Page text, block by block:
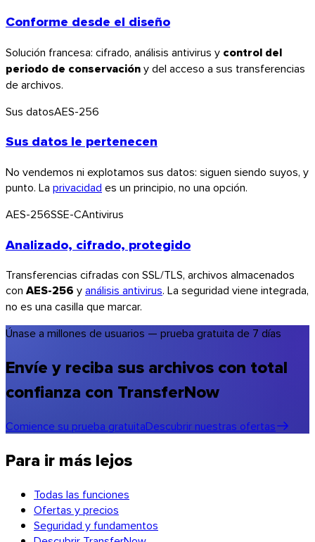
Conforme desde el diseño
Solución francesa: cifrado, análisis antivirus y control del
periodo de conservacióny del acceso a sus transferencias
de archivos.
Sus datosAES-256
Sus datos le pertenecen
No vendemos ni explotamos sus datos: siguen siendo suyos, y
punto. La privacidad es un principio, no una opción.
AES-256SSE-CAntivirus
Analizado, cifrado, protegido
Transferencias cifradas con SSL/TLS, archivos almacenados
con AES-256 yanálisis antivirus. La seguridad viene integrada,
no es una casilla que marcar.
Únase a millones de usuarios — prueba gratuita de 7 días
Envíe y reciba sus archivos con total
confianza con TransferNow
Comience su prueba gratuitaDescubrir nuestras ofertas
Para ir más lejos
Todas las funciones
Ofertas y precios
Seguridad y fundamentos